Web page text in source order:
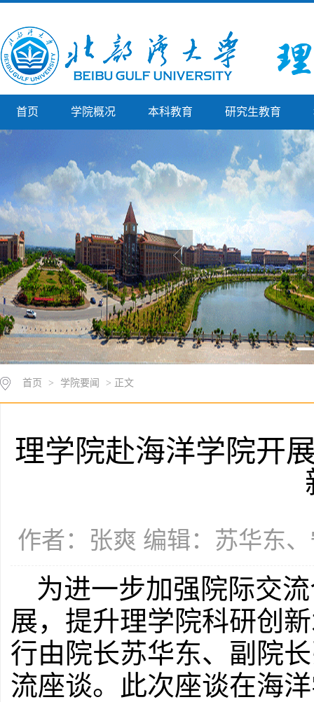
首页 学院概况 本科教育 研究生教育
首页 > 学院要闻 > 正文
理学院赴海洋学院开
作者：张爽 编辑：苏华东
为进一步加强院际交
展，提升理学院科研创
行由院长苏华东、副院
流座谈。此次座谈在海